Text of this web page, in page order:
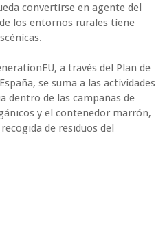
convertirse en agente del
los entornos rurales tiene
a través del Plan de
se suma a las actividades
dentro de las campañas de
y el contenedor marrón,
de residuos del